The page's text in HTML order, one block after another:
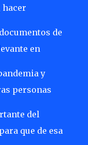
hacer
de
en
y
personas
del
que de esa